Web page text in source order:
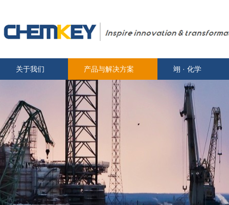
关于我们 产品与解决方案 翊 · 化学